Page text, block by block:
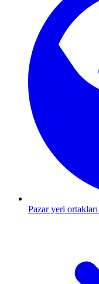
Pazar yeri ortakları